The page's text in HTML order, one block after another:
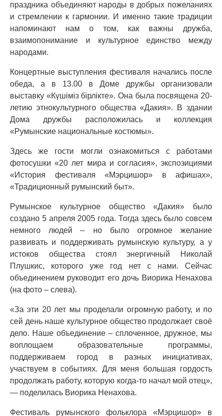
праздника объединяют народы в добрых пожеланиях
и стремлении к гармонии. И именно такие традиции
напоминают нам о том, как важны дружба,
взаимопонимание и культурное единство между
народами.
Концертные выступления фестиваля начались после
обеда, а в 13.00 в Доме дружбы организовали
выставку «Күшіміз бірлікте». Она была посвящена 20-
летию этнокультурного общества «Дакия». В здании
Дома дружбы расположилась и коллекция
«Румынские национальные костюмы».
Здесь же гости могли ознакомиться с работами
фотосушки «20 лет мира и согласия», экспозициями
«История фестиваля «Мэрцишор» в афишах»,
«Традиционный румынский быт».
Румынское культурное общество «Дакия» было
создано 5 апреля 2005 года. Тогда здесь было совсем
немного людей – но было огромное желание
развивать и поддерживать румынскую культуру, а у
истоков общества стоял энергичный Николай
Плушкис, которого уже год нет с нами. Сейчас
объединением руководит его дочь Виорика Ненахова
(на фото – слева).
«За эти 20 лет мы проделали огромную работу, и по
сей день наше культурное общество продолжает своё
дело. Наше объединение – сплоченное, дружное, мы
воплощаем образовательные программы,
поддерживаем город в разных инициативах,
участвуем в событиях. Для меня большая гордость
продолжать работу, которую когда-то начал мой отец»,
— поделилась Виорика Ненахова.
Фестиваль румынского фольклора «Мэрцишор» в